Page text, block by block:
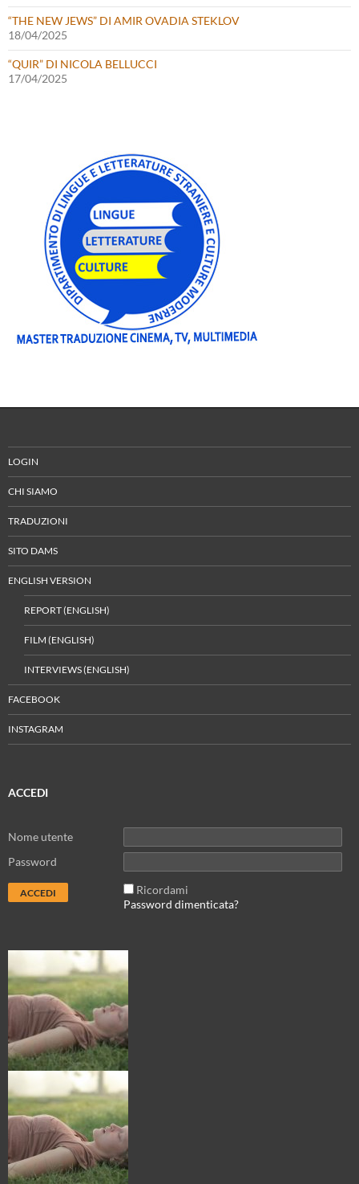
“THE NEW JEWS” DI AMIR OVADIA STEKLOV
18/04/2025
“QUIR” DI NICOLA BELLUCCI
17/04/2025
LOGIN
CHI SIAMO
TRADUZIONI
SITO DAMS
ENGLISH VERSION
REPORT (ENGLISH)
FILM (ENGLISH)
INTERVIEWS (ENGLISH)
FACEBOOK
INSTAGRAM
ACCEDI
Nome utente
Password
Ricordami
Password dimenticata?